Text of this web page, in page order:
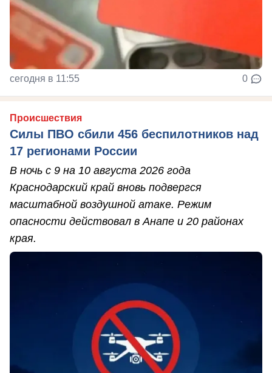
сегодня в 11:55 0
Происшествия
Силы ПВО сбили 456 беспилотников над
17 регионами России
В ночь с 9 на 10 августа 2026 года
Краснодарский край вновь подвергся
масштабной воздушной атаке. Режим
опасности действовал в Анапе и 20 районах
края.